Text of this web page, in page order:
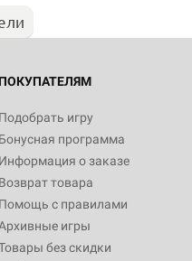
ПОКУПАТЕЛЯМ
Подобрать игру
Бонусная программа
Информация о заказе
Возврат товара
Помощь с правилами
игры
без скидки